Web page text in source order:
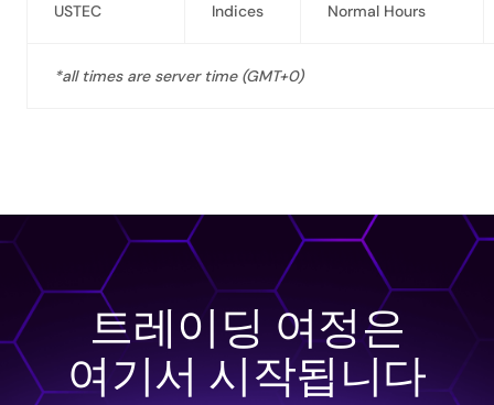
USTEC Indices Normal Hours
*all times are server time (GMT+0)
트레이딩 여정은
여기서 시작됩니다